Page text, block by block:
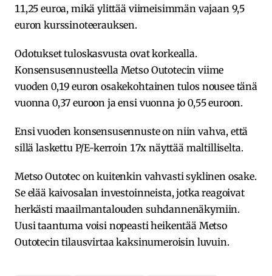
11,25 euroa, mikä ylittää viimeisimmän vajaan 9,5
euron kurssinoteerauksen.
Odotukset tuloskasvusta ovat korkealla.
Konsensusennusteella Metso Outotecin viime
vuoden 0,19 euron osakekohtainen tulos nousee tänä
vuonna 0,37 euroon ja ensi vuonna jo 0,55 euroon.
Ensi vuoden konsensusennuste on niin vahva, että
sillä laskettu P/E-kerroin 17x näyttää maltilliselta.
Metso Outotec on kuitenkin vahvasti syklinen osake.
Se elää kaivosalan investoinneista, jotka reagoivat
herkästi maailmantalouden suhdannenäkymiin.
Uusi taantuma voisi nopeasti heikentää Metso
Outotecin tilausvirtaa kaksinumeroisin luvuin.